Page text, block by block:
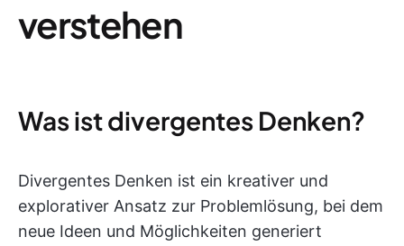
verstehen
Was ist divergentes Denken?
Divergentes Denken ist ein kreativer und
explorativer Ansatz zur Problemlösung, bei dem
neue Ideen und Möglichkeiten generiert